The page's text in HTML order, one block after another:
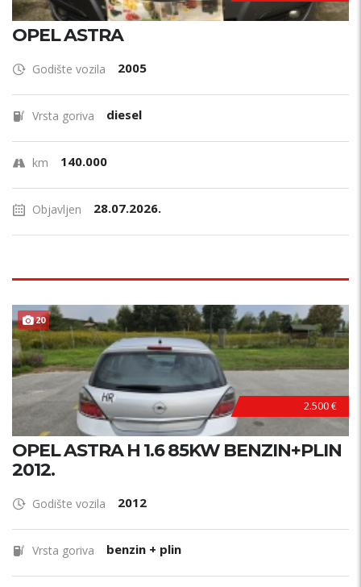
OPEL ASTRA
Godište vozila 2005
Vrsta goriva diesel
km 140.000
Objavljen 28.07.2026.
20
2.500 €
OPEL ASTRA H 1.6 85KW BENZIN+PLIN
2012.
Godište vozila 2012
Vrsta goriva benzin + plin